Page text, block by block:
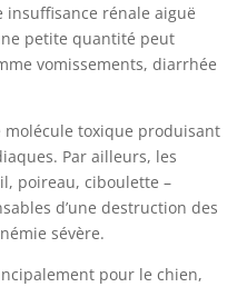
rénale aiguë
petite quantité peut
vomissements, diarrhée
molécule toxique produisant
Par ailleurs, les
poireau, ciboulette –
d’une destruction des
sévère.
pour le chien,